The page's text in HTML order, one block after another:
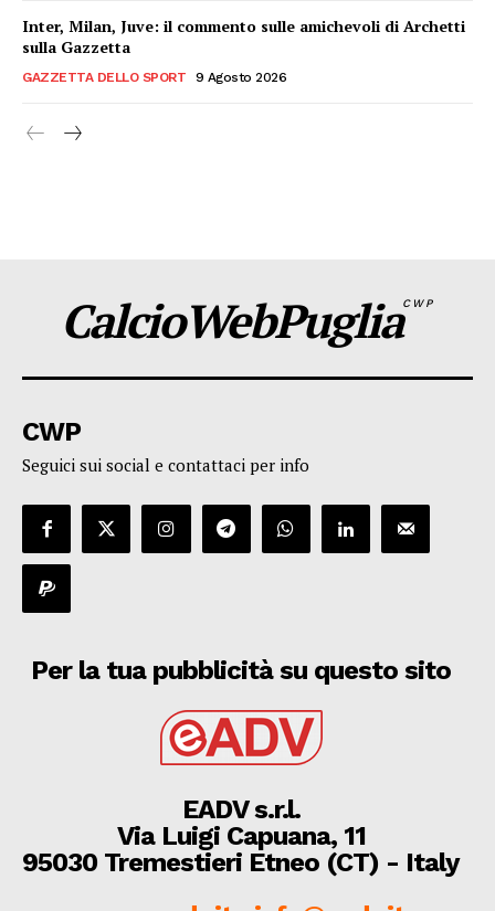
Inter, Milan, Juve: il commento sulle amichevoli di Archetti
sulla Gazzetta
GAZZETTA DELLO SPORT 9 Agosto 2026
CalcioWebPugliaCWP
CWP
Seguici sui social e contattaci per info
Per la tua pubblicità su questo sito
EADV s.r.l.
Via Luigi Capuana, 11
95030 Tremestieri Etneo (CT) - Italy